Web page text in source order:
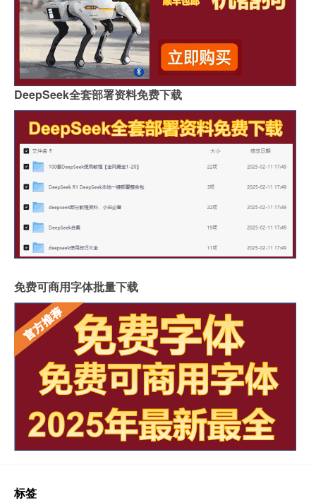
DeepSeek全套部署资料免费下载
免费可商用字体批量下载
标签